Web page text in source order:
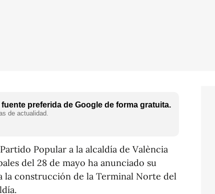
preferida de Google de forma gratuita.
de actualidad.
Popular a la alcaldía de València
del 28 de mayo ha anunciado su
la construcción de la Terminal Norte del